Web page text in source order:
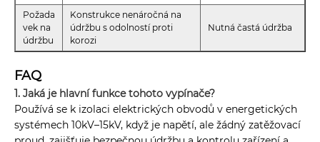
Požada
vek na
údržbu
Konstrukce nenáročná na
údržbu s odolností proti
korozi
Nutná častá údržba
FAQ
1. Jaká je hlavní funkce tohoto vypínače?
Používá se k izolaci elektrických obvodů v energetických
systémech 10kV–15kV, když je napětí, ale žádný zatěžovací